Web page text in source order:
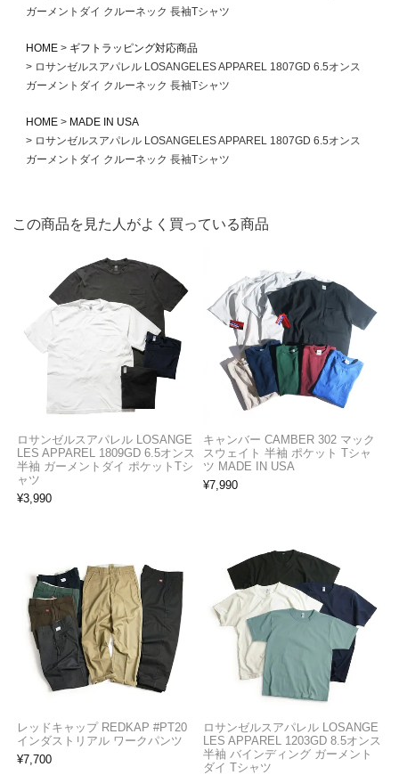
ガーメントダイ クルーネック 長袖Tシャツ
HOME
ギフトラッピング対応商品
ロサンゼルスアパレル LOSANGELES APPAREL 1807GD 6.5オンス
ガーメントダイ クルーネック 長袖Tシャツ
HOME
MADE IN USA
ロサンゼルスアパレル LOSANGELES APPAREL 1807GD 6.5オンス
ガーメントダイ クルーネック 長袖Tシャツ
この商品を見た人がよく買っている商品
ロサンゼルスアパレル LOSANGE
LES APPAREL 1809GD 6.5オンス
半袖 ガーメントダイ ポケットTシ
ャツ
¥3,990
キャンバー CAMBER 302 マック
スウェイト 半袖 ポケット Tシャ
ツ MADE IN USA
¥7,990
レッドキャップ REDKAP #PT20
インダストリアル ワークパンツ
¥7,700
ロサンゼルスアパレル LOSANGE
LES APPAREL 1203GD 8.5オンス
半袖 バインディング ガーメント
ダイ Tシャツ